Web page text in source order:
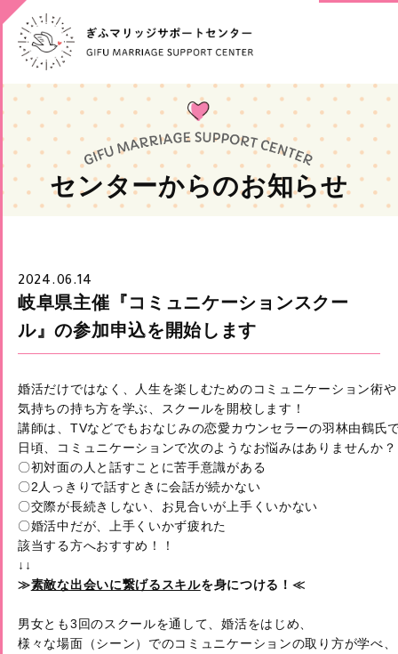
センターからのお知らせ
2024.06.14
岐阜県主催『コミュニケーションスクー
ル』の参加申込を開始します
婚活だけではなく、人生を楽しむためのコミュニケーション術や
気持ちの持ち方を学ぶ、スクールを開校します！
講師は、TVなどでもおなじみの恋愛カウンセラーの羽林由鶴氏
日頃、コミュニケーションで次のようなお悩みはありませんか？
〇初対面の人と話すことに苦手意識がある
〇2人っきりで話すときに会話が続かない
〇交際が長続きしない、お見合いが上手くいかない
〇婚活中だが、上手くいかず疲れた
該当する方へおすすめ！！
↓↓
≫素敵な出会いに繋げるスキルを身につける！≪
男女とも3回のスクールを通して、婚活をはじめ、
様々な場面（シーン）でのコミュニケーションの取り方が学べ、